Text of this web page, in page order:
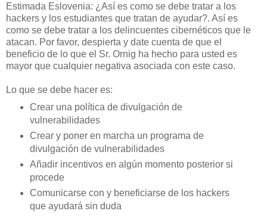
Estimada Eslovenia: ¿Así es como se debe tratar a los
hackers y los estudiantes que tratan de ayudar?. Así es
como se debe tratar a los delincuentes cibernéticos que le
atacan. Por favor, despierta y date cuenta de que el
beneficio de lo que el Sr. Ornig ha hecho para usted es
mayor que cualquier negativa asociada con este caso.
Lo que se debe hacer es:
Crear una política de divulgación de
vulnerabilidades
Crear y poner en marcha un programa de
divulgación de vulnerabilidades
Añadir incentivos en algún momento posterior si
procede
Comunicarse con y beneficiarse de los hackers
que ayudará sin duda